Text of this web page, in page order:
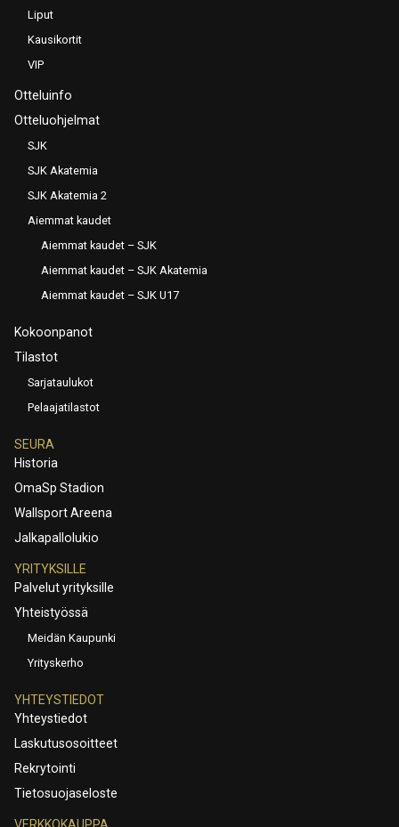
Liput
Kausikortit
VIP
Otteluinfo
Otteluohjelmat
SJK
SJK Akatemia
SJK Akatemia 2
Aiemmat kaudet
Aiemmat kaudet – SJK
Aiemmat kaudet – SJK Akatemia
Aiemmat kaudet – SJK U17
Kokoonpanot
Tilastot
Sarjataulukot
Pelaajatilastot
SEURA
Historia
OmaSp Stadion
Wallsport Areena
Jalkapallolukio
YRITYKSILLE
Palvelut yrityksille
Yhteistyössä
Meidän Kaupunki
Yrityskerho
YHTEYSTIEDOT
Yhteystiedot
Laskutusosoitteet
Rekrytointi
Tietosuojaseloste